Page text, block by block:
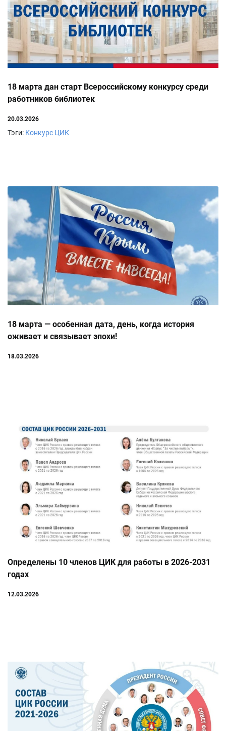
18 марта дан старт Всероссийскому конкурсу среди
работников библиотек
20.03.2026
Тэги: Конкурс ЦИК
18 марта — особенная дата, день, когда история
оживает и связывает эпохи!
18.03.2026
Определены 10 членов ЦИК для работы в 2026-2031
годах
12.03.2026